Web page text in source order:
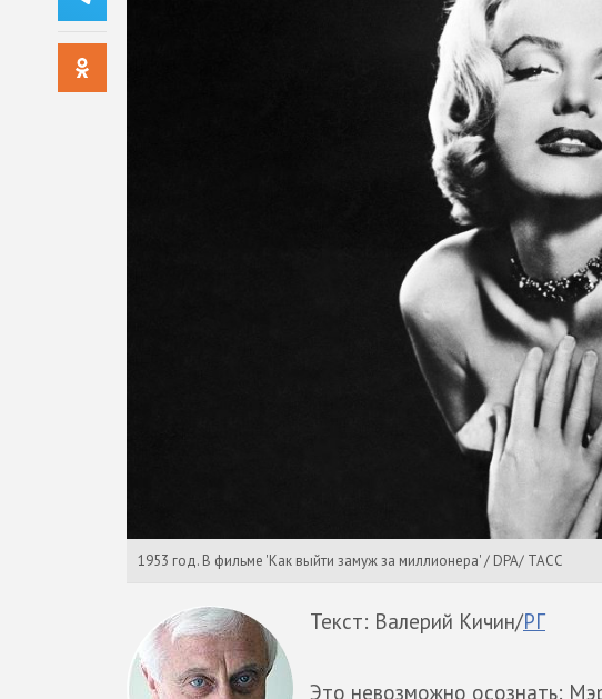
1953 год. В фильме 'Как выйти замуж за миллионера' / DPA/ ТАСС
Текст: Валерий Кичин/РГ
Это невозможно осознать: